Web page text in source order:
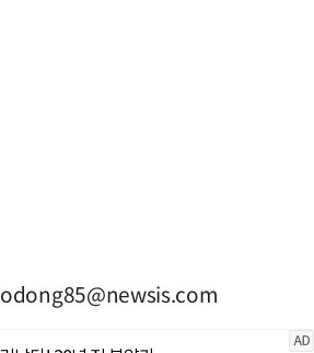
odong85@newsis.com